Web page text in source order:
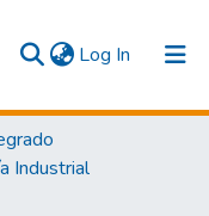
Log In (current)
Industrial